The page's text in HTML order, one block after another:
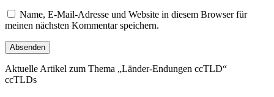
Name, E-Mail-Adresse und Website in diesem Browser für
meinen nächsten Kommentar speichern.
Aktuelle Artikel zum Thema „Länder-Endungen ccTLD“
ccTLDs